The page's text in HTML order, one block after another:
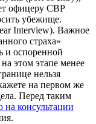
офицеру CBP
убежище.
Interview). Важное
страха»
и оспоренной
этом этапе менее
нельзя
на первом же
Перед таким
на консультации